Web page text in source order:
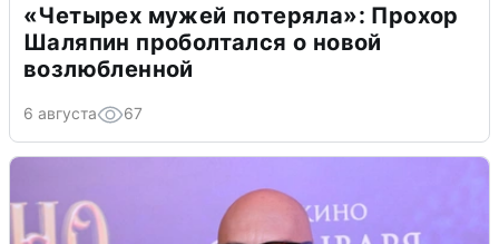
«Четырех мужей потеряла»: Прохор
Шаляпин проболтался о новой
возлюбленной
6 августа 67